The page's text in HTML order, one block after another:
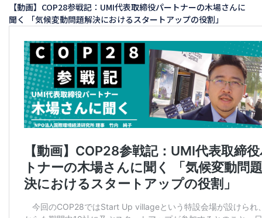
【動画】COP28参戦記：UMI代表取締役パートナーの木場さんに
聞く 「気候変動問題解決におけるスタートアップの役割」